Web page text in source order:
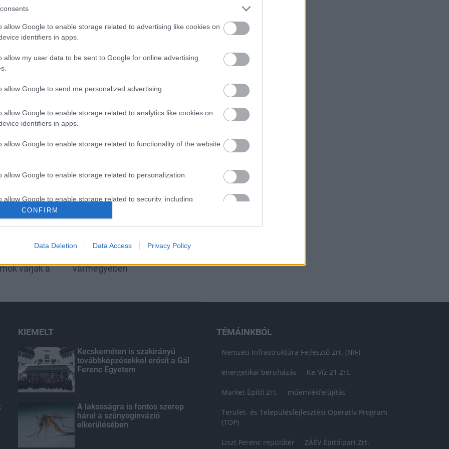
allow Google to enable storage related to advertising like cookies on
identifiers in apps.
allow my user data to be sent to Google for online advertising
allow Google to send me personalized advertising.
allow Google to enable storage related to analytics like cookies on
identifiers in apps.
allow Google to enable storage related to functionality of the website
allow Google to enable storage related to personalization.
allow Google to enable storage related to security, including
functionality and fraud prevention, and other user protection.
CONFIRM
Data Deletion Data Access Privacy Policy
vezetéken múlt Bicske vízellátása
Épített öröksége megújításával is
ünnepel
várják a
Kastélyok múltja és történetei
vármegyében
KIEMELT
Kecskeméten is szakirányú
továbbképzésekkel erősít a Gál
Ferenc Egyetem
A lakosságra is fontos szerep
hárul a szúnyoginvázió
elkerülésében
TÉMÁINKBÓL
Nemzeti Infrastruktúra Fejlesztő Zrt. (NIF)
energetikai beruházás Ke-Víz 21 Zrt.
Market Építő Zrt. műemlékfelújítás
Terület- és Településfejlesztési Operatív Program
(TOP)
Liszt Ferenc repülőtér ZÁÉV Építőipari Zrt.